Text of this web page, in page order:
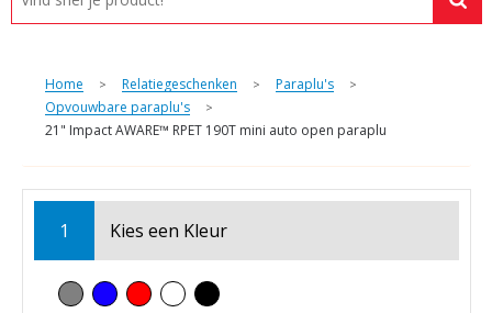
Home > Relatiegeschenken > Paraplu's >
Opvouwbare paraplu's >
21" Impact AWARE™ RPET 190T mini auto open paraplu
1 Kies een Kleur